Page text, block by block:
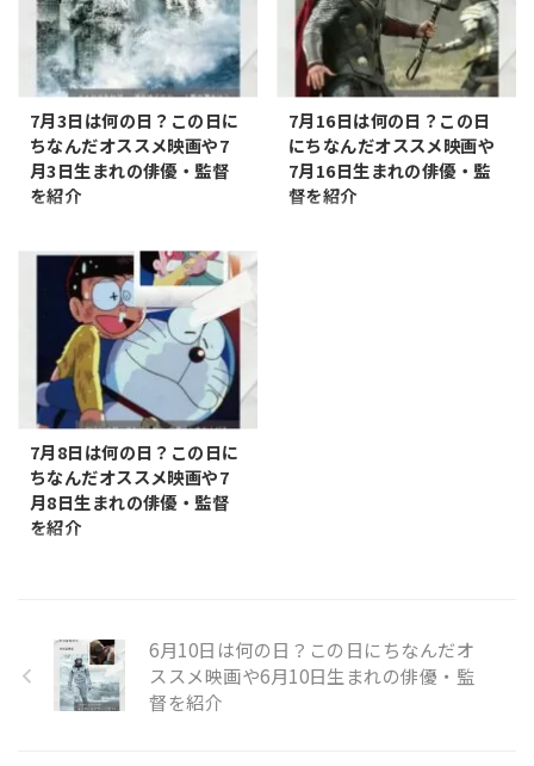
ニスタイルの日」です。 1946年
（昭和21年）のこの日、フラン
スのルイ・レアールが世界初の
ビキニスタイルの水着を発表し
スメの映画 ブルークラッシュ 映
画概要
https://youtu.be/Bz2N1bJQoT
s?si=B8K9Mw6G5t2mb_0Z タ
2002年国アメリカ上映時間104
「フランス建国記念日」です。
7月14日はフランスの最も重要
な祝日、フランス建国記念日で
す。 フランス革命の象徴的な出
よびこの事件の１年後に革命政
府によって行われた全国連盟祭
が起源とされる日になります。
オススメの映画 レ・ミゼラブル
7月3日は何の日？この日に
ちなんだオススメ映画や7
月3日生まれの俳優・監督
を紹介
日は何の日？ この日にちなんだ
記念日とオススメの映画などを
まとめてみました。 記念日 波の
日 6月28日は「波の日」です。
「な（7）み（3）」（波）と読
む語呂合わせから。海やサーフ
ィンに対してもっと関心を持っ
てもらうことが目的。記念日は
により認定・登録された。 オス
スメの映画 オススメの映画デ
イ・アフター・トゥモロー 映画
概要 タイトルデイ・アフター・
7月16日は何の日？この日
にちなんだオススメ映画や
7月16日生まれの俳優・監
督を紹介
7月8日は何の日？この日に
ちなんだオススメ映画や7
月8日生まれの俳優・監督
を紹介
八起の日 7月8日は「七転八起の
日」です。 「七（7）転八（8）
起」の数字にちなんで。2016年
6月10日は何の日？この日にちなんだオ
ススメ映画や6月10日生まれの俳優・監
督を紹介